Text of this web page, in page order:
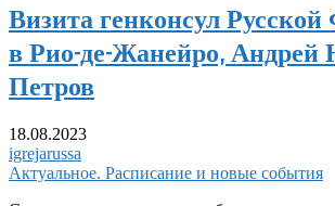
Визита генконсул
в Рио-де-Жанейро,
Петров
18.08.2023
igrejarussa
Актуальное. Расписание и новые события